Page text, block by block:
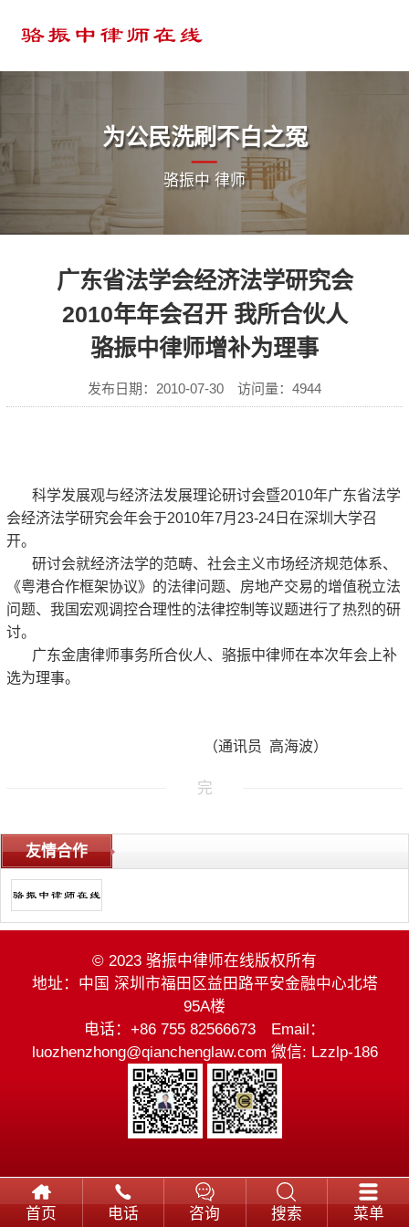
为公民洗刷不白之冤
骆振中 律师
广东省法学会经济法学研究会
2010年年会召开 我所合伙人
骆振中律师增补为理事
发布日期：2010-07-30 访问量：4944
科学发展观与经济法发展理论研讨会暨2010年广东省法学
会经济法学研究会年会于2010年7月23-24日在深圳大学召
开。
研讨会就经济法学的范畴、社会主义市场经济规范体系、
《粤港合作框架协议》的法律问题、房地产交易的增值税立法
问题、我国宏观调控合理性的法律控制等议题进行了热烈的研
讨。
广东金唐律师事务所合伙人、骆振中律师在本次年会上补
选为理事。
（通讯员 高海波）
完
友情合作
© 2023 骆振中律师在线版权所有
地址：中国 深圳市福田区益田路平安金融中心北塔
95A楼
电话：+86 755 82566673 Email：
luozhenzhong@qianchenglaw.com 微信: Lzzlp-186
首页 电话 咨询 搜索 菜单